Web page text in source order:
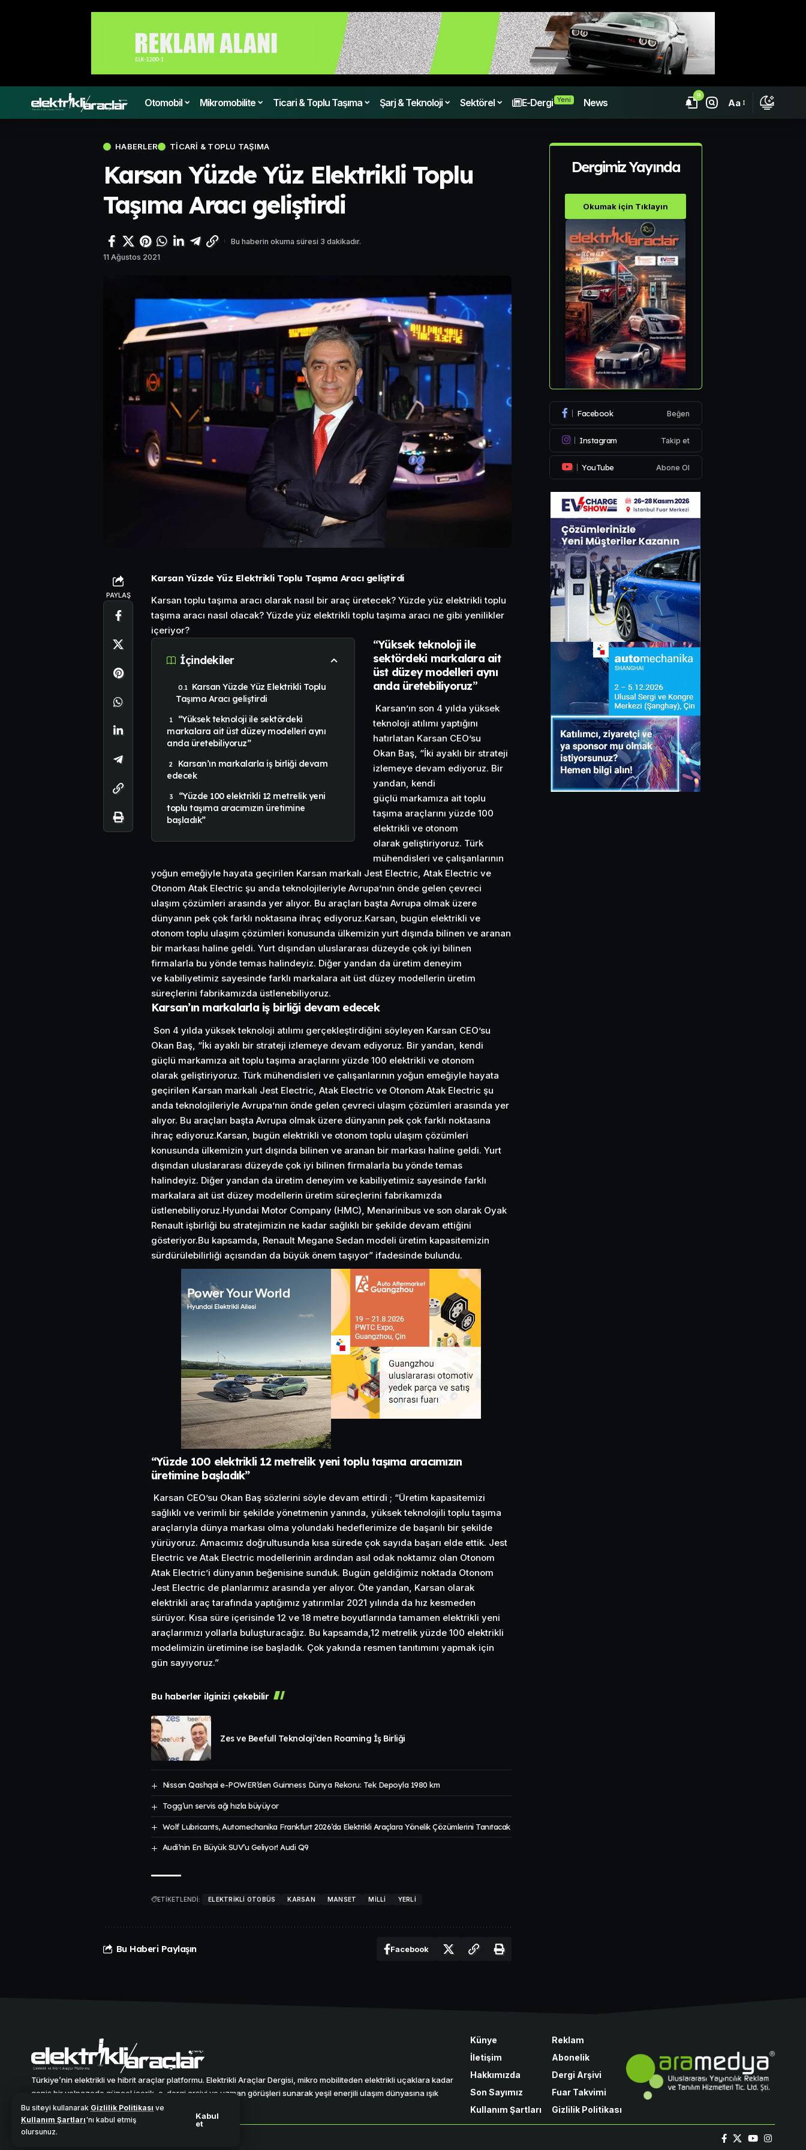
Bu siteyi kullanarak Gizlilik Politikası ve
Kullanım Şartları'nı kabul etmiş
olursunuz.
Kabul
et
Otomobil Mikromobilite Ticari & Toplu Taşıma Şarj & Teknoloji Sektörel E-Dergi Yeni News
9
Aa
HABERLER TICARI & TOPLU TAŞIMA
Karsan Yüzde Yüz Elektrikli Toplu
Taşıma Aracı geliştirdi
11 Ağustos 2021
Bu haberin okuma süresi 3 dakikadır.
PAYLAŞ
Karsan Yüzde Yüz Elektrikli Toplu Taşıma Aracı geliştirdi
Karsan toplu taşıma aracı olarak nasıl bir araç üretecek? Yüzde yüz elektrikli toplu
taşıma aracı nasıl olacak? Yüzde yüz elektrikli toplu taşıma aracı ne gibi yenilikler
içeriyor?
İçindekiler
Karsan Yüzde Yüz Elektrikli Toplu
Taşıma Aracı geliştirdi
“Yüksek teknoloji ile sektördeki
markalara ait üst düzey modelleri aynı
anda üretebiliyoruz”
Karsan’ın markalarla iş birliği devam
edecek
“Yüzde 100 elektrikli 12 metrelik yeni
toplu taşıma aracımızın üretimine
başladık”
“Yüksek teknoloji ile
sektördeki markalara ait
üst düzey modelleri aynı
anda üretebiliyoruz”
Karsan’ın son 4 yılda yüksek
teknoloji atılımı yaptığını
hatırlatan Karsan CEO’su
Okan Baş, “İki ayaklı bir strateji
izlemeye devam ediyoruz. Bir
yandan, kendi
güçlü markamıza ait toplu
taşıma araçlarını yüzde 100
elektrikli ve otonom
olarak geliştiriyoruz. Türk
mühendisleri ve çalışanlarının
yoğun emeğiyle hayata geçirilen Karsan markalı Jest Electric, Atak Electric ve
Otonom Atak Electric şu anda teknolojileriyle Avrupa’nın önde gelen çevreci
ulaşım çözümleri arasında yer alıyor. Bu araçları başta Avrupa olmak üzere
dünyanın pek çok farklı noktasına ihraç ediyoruz.Karsan, bugün elektrikli ve
otonom toplu ulaşım çözümleri konusunda ülkemizin yurt dışında bilinen ve aranan
bir markası haline geldi. Yurt dışından uluslararası düzeyde çok iyi bilinen
firmalarla bu yönde temas halindeyiz. Diğer yandan da üretim deneyim
ve kabiliyetimiz sayesinde farklı markalara ait üst düzey modellerin üretim
süreçlerini fabrikamızda üstlenebiliyoruz.
Karsan’ın markalarla iş birliği devam edecek
Son 4 yılda yüksek teknoloji atılımı gerçekleştirdiğini söyleyen Karsan CEO’su
Okan Baş, “İki ayaklı bir strateji izlemeye devam ediyoruz. Bir yandan, kendi
güçlü markamıza ait toplu taşıma araçlarını yüzde 100 elektrikli ve otonom
olarak geliştiriyoruz. Türk mühendisleri ve çalışanlarının yoğun emeğiyle hayata
geçirilen Karsan markalı Jest Electric, Atak Electric ve Otonom Atak Electric şu
anda teknolojileriyle Avrupa’nın önde gelen çevreci ulaşım çözümleri arasında yer
alıyor. Bu araçları başta Avrupa olmak üzere dünyanın pek çok farklı noktasına
ihraç ediyoruz.Karsan, bugün elektrikli ve otonom toplu ulaşım çözümleri
konusunda ülkemizin yurt dışında bilinen ve aranan bir markası haline geldi. Yurt
dışından uluslararası düzeyde çok iyi bilinen firmalarla bu yönde temas
halindeyiz. Diğer yandan da üretim deneyim ve kabiliyetimiz sayesinde farklı
markalara ait üst düzey modellerin üretim süreçlerini fabrikamızda
üstlenebiliyoruz.Hyundai Motor Company (HMC), Menarinibus ve son olarak Oyak
Renault işbirliği bu stratejimizin ne kadar sağlıklı bir şekilde devam ettiğini
gösteriyor.Bu kapsamda, Renault Megane Sedan modeli üretim kapasitemizin
sürdürülebilirliği açısından da büyük önem taşıyor” ifadesinde bulundu.
“Yüzde 100 elektrikli 12 metrelik yeni toplu taşıma aracımızın
üretimine başladık”
Karsan CEO’su Okan Baş sözlerini söyle devam ettirdi ; “Üretim kapasitemizi
sağlıklı ve verimli bir şekilde yönetmenin yanında, yüksek teknolojili toplu taşıma
araçlarıyla dünya markası olma yolundaki hedeflerimize de başarılı bir şekilde
yürüyoruz. Amacımız doğrultusunda kısa sürede çok sayıda başarı elde ettik. Jest
Electric ve Atak Electric modellerinin ardından asıl odak noktamız olan Otonom
Atak Electric’i dünyanın beğenisine sunduk. Bugün geldiğimiz noktada Otonom
Jest Electric de planlarımız arasında yer alıyor. Öte yandan, Karsan olarak
elektrikli araç tarafında yaptığımız yatırımlar 2021 yılında da hız kesmeden
sürüyor. Kısa süre içerisinde 12 ve 18 metre boyutlarında tamamen elektrikli yeni
araçlarımızı yollarla buluşturacağız. Bu kapsamda,12 metrelik yüzde 100 elektrikli
modelimizin üretimine ise başladık. Çok yakında resmen tanıtımını yapmak için
gün sayıyoruz.”
Bu haberler ilginizi çekebilir
Zes ve Beefull Teknoloji’den Roaming İş Birliği
Nissan Qashqai e-POWER’den Guinness Dünya Rekoru: Tek Depoyla 1980 km
Togg’un servis ağı hızla büyüyor
Wolf Lubricants, Automechanika Frankfurt 2026’da Elektrikli Araçlara Yönelik Çözümlerini Tanıtacak
Audi’nin En Büyük SUV’u Geliyor! Audi Q9
ETİKETLENDİ: ELEKTRIKLI OTOBÜS KARSAN MANSET MILLI YERLI
Bu Haberi Paylaşın Facebook
Dergimiz Yayında
Okumak için Tıklayın
Facebook Beğen
Instagram Takip et
YouTube Abone Ol
Türkiye’nin elektrikli ve hibrit araçlar platformu. Elektrikli Araçlar Dergisi, mikro mobiliteden elektrikli uçaklara kadar
geniş bir yelpazede güncel içerik, e-dergi arşivi ve uzman görüşleri sunarak yeşil enerjili ulaşım dünyasına ışık
tutmaktadır.
Künye
İletişim
Hakkımızda
Son Sayımız
Kullanım Şartları
Reklam
Abonelik
Dergi Arşivi
Fuar Takvimi
Gizlilik Politikası